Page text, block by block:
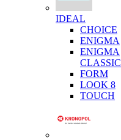
IDEAL
CHOICE
ENIGMA
ENIGMA
CLASSIC
FORM
LOOK 8
TOUCH